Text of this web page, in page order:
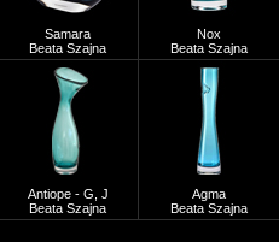
Samara
Beata Szajna
Nox
Beata Szajna
Antiope - G, J
Beata Szajna
Agma
Beata Szajna